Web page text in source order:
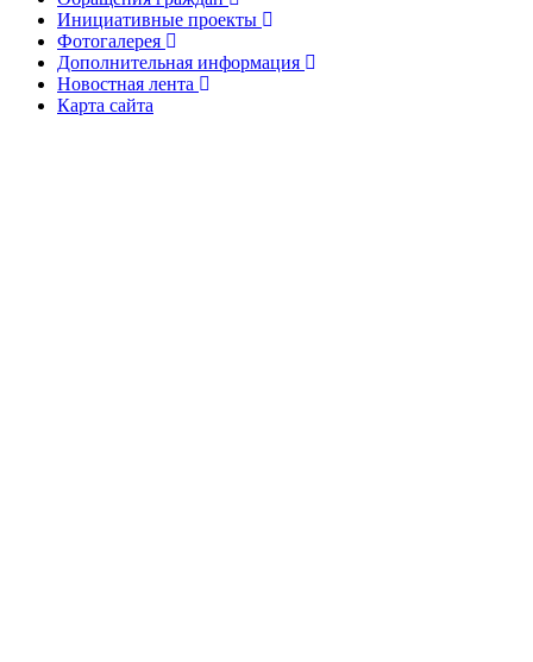
Инициативные проекты
Фотогалерея
Дополнительная информация
Новостная лента
Карта сайта